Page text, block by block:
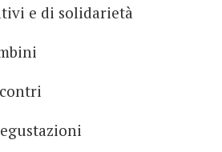
e di solidarietà